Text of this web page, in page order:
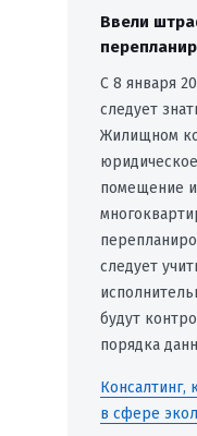
Ввели
C 8 января
следует
Жилищном
помещение
следует
будут
порядка
Консалтинг,
в сфере